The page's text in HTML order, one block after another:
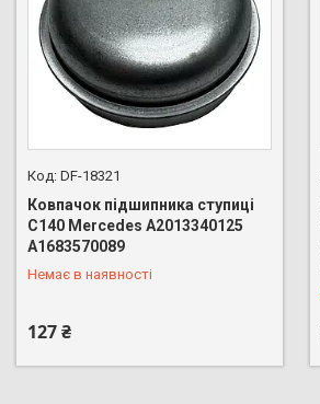
DF-18321
Ковпачок підшипника ступиці
C140 Mercedes A2013340125
A1683570089
Немає в наявності
127 ₴